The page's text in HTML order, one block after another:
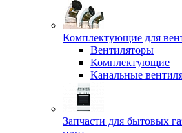
Комплектующие для
Вентиляторы
Комплектующие
Канальные
Запчасти для бытовых